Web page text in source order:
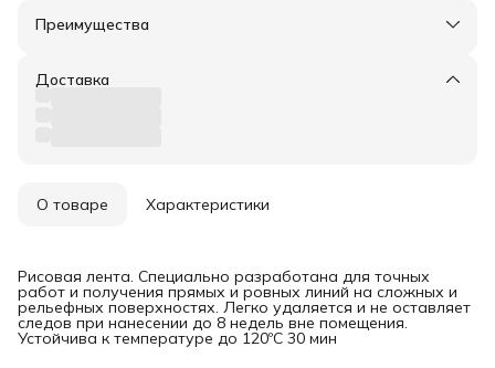
Преимущества
Оплата частями в Сплит
Удобный возврат
Доставка
О товаре Характеристики
Рисовая лента. Специально разработана для точных
работ и получения прямых и ровных линий на сложных и
рельефных поверхностях. Легко удаляется и не оставляет
следов при нанесении до 8 недель вне помещения.
Устойчива к температуре до 120ºC 30 мин